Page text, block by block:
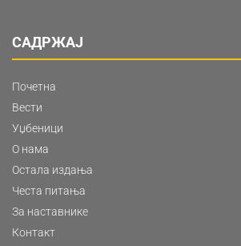
САДРЖАЈ
Почетна
Вести
Уџбеници
О нама
Остала издања
Честа питања
За наставнике
Контакт